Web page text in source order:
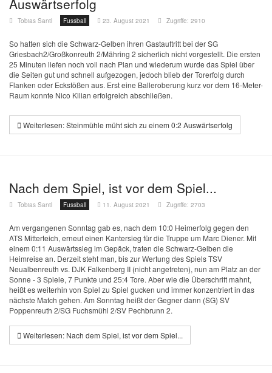
Auswärtserfolg
Tobias Santl Fussball 23. August 2021 Zugriffe: 2910
So hatten sich die Schwarz-Gelben ihren Gastauftritt bei der SG
Griesbach2/Großkonreuth 2/Mähring 2 sicherlich nicht vorgestellt. Die ersten
25 Minuten liefen noch voll nach Plan und wiederum wurde das Spiel über
die Seiten gut und schnell aufgezogen, jedoch blieb der Torerfolg durch
Flanken oder Eckstößen aus. Erst eine Balleroberung kurz vor dem 16-Meter-
Raum konnte Nico Kilian erfolgreich abschließen.
Weiterlesen: Steinmühle müht sich zu einem 0:2 Auswärtserfolg
Nach dem Spiel, ist vor dem Spiel...
Tobias Santl Fussball 11. August 2021 Zugriffe: 2703
Am vergangenen Sonntag gab es, nach dem 10:0 Heimerfolg gegen den
ATS Mitterteich, erneut einen Kantersieg für die Truppe um Marc Diener. Mit
einem 0:11 Auswärtssieg im Gepäck, traten die Schwarz-Gelben die
Heimreise an. Derzeit steht man, bis zur Wertung des Spiels TSV
Neualbenreuth vs. DJK Falkenberg II (nicht angetreten), nun am Platz an der
Sonne - 3 Spiele, 7 Punkte und 25:4 Tore. Aber wie die Überschrift mahnt,
heißt es weiterhin von Spiel zu Spiel gucken und immer konzentriert in das
nächste Match gehen. Am Sonntag heißt der Gegner dann (SG) SV
Poppenreuth 2/SG Fuchsmühl 2/SV Pechbrunn 2.
Weiterlesen: Nach dem Spiel, ist vor dem Spiel...